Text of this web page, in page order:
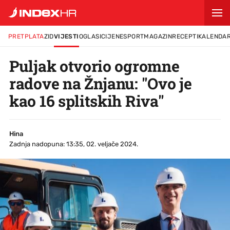
PRETPLATAZIDVIJESTIOGLASICIJENESPORTMAGAZINRECEPTI
Puljak otvorio ogromne
radove na Žnjanu: "Ovo je
kao 16 splitskih Riva"
Hina
Zadnja nadopuna: 13:35, 02. veljače 2024.